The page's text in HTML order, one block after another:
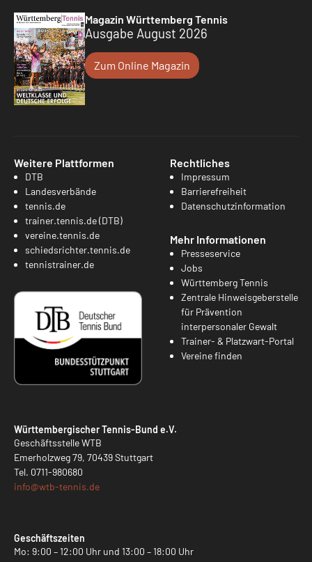
Magazin Württemberg Tennis
Ausgabe August 2026
Zum Online Magazin
Weitere Plattformen
DTB
Landesverbände
tennis.de
trainer.tennis.de (DTB)
vereine.tennis.de
schiedsrichter.tennis.de
tennistrainer.de
Rechtliches
Impressum
Barrierefreiheit
Datenschutzinformation
Mehr Informationen
Presseservice
Jobs
Württemberg Tennis
Zentrale Hinweisgeberstelle
für Prävention
interpersonaler Gewalt
Trainer- & Platzwart-Portal
Vereine finden
Württembergischer Tennis-Bund e.V.
Geschäftsstelle WTB
Emerholzweg 79, 70439 Stuttgart
Tel. 0711-980680
info@wtb-tennis.de
Geschäftszeiten
Mo: 9:00 – 12:00 Uhr und 13:00 – 18:00 Uhr